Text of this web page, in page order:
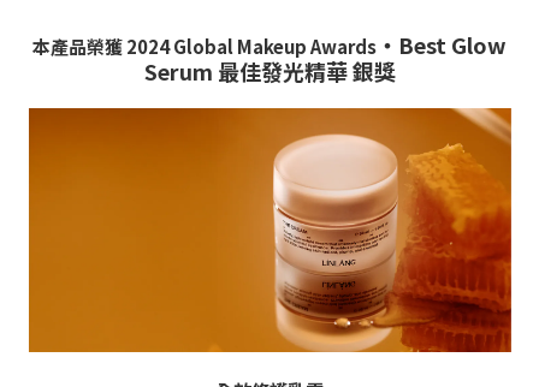
本產品榮獲 2024 Global Makeup Awards ・Best Glow
Serum 最佳發光精華 銀獎